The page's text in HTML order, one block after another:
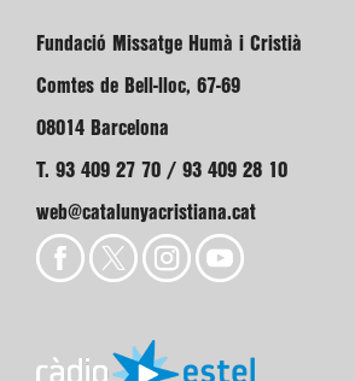
Fundació Missatge Humà i Cristià
Comtes de Bell-lloc, 67-69
08014 Barcelona
T. 93 409 27 70 / 93 409 28 10
web@catalunyacristiana.cat